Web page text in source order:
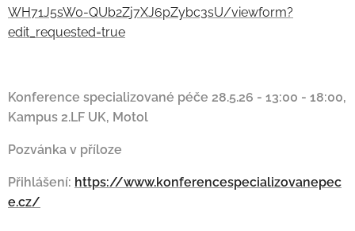
WH71J5sW0-QUb2Zj7XJ6pZybc3sU/viewform?
edit_requested=true
Konference specializované péče 28.5.26 - 13:00 - 18:00,
Kampus 2.LF UK, Motol
Pozvánka v příloze
Přihlášení: https://www.konferencespecializovanepec
e.cz/